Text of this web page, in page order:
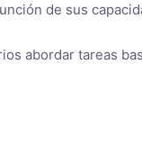
de sus
abordar tareas